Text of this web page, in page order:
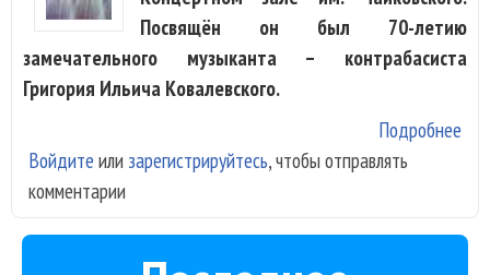
Посвящён он был 70-летию
замечательного музыканта – контрабасиста
Григория Ильича Ковалевского.
Подробнее
Войдите или зарегистрируйтесь, чтобы отправлять
комментарии